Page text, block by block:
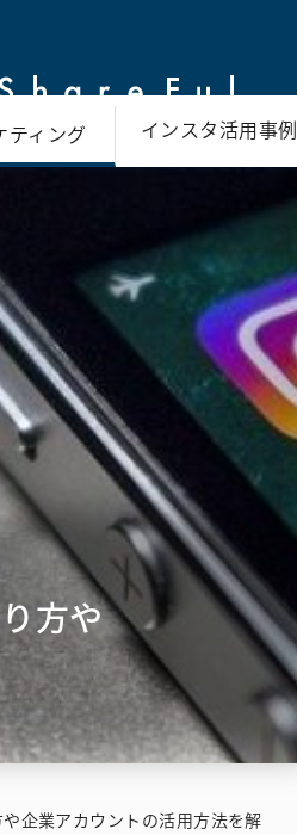
ティング インスタ活用事例
方や
企業アカウントの活用方法を解